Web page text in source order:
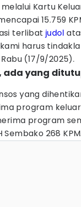
Kartu
15.759
terlibat judol
harus
(17/9/2025).
ada yang
yang
program
program
268 KPM.